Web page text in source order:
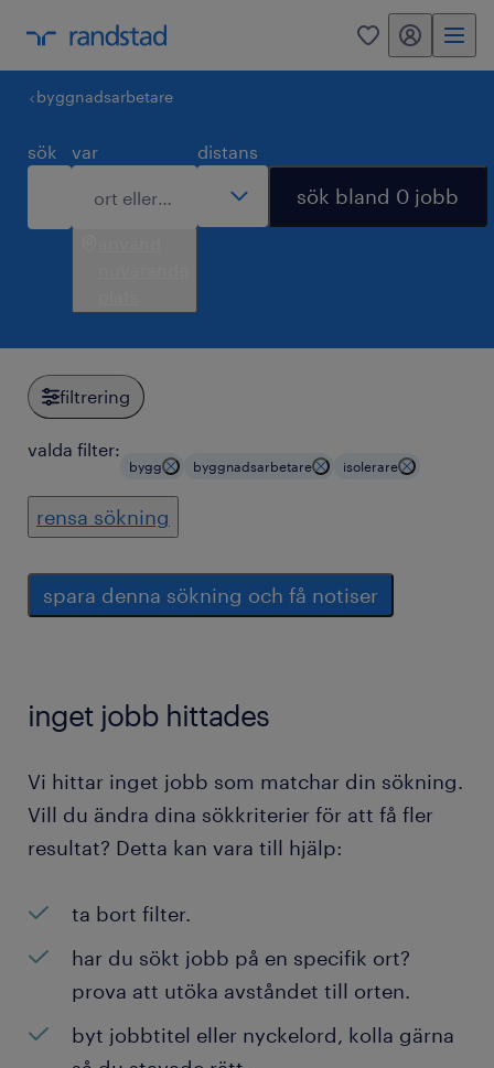
0 mitt randstad
byggnadsarbetare
sök var distans
sök bland 0 jobb
filtrering
valda filter:
bygg byggnadsarbetare isolerare
rensa sökning
spara denna sökning och få notiser
inget jobb hittades
Vi hittar inget jobb som matchar din sökning.
Vill du ändra dina sökkriterier för att få fler
resultat? Detta kan vara till hjälp:
ta bort filter.
har du sökt jobb på en specifik ort?
prova att utöka avståndet till orten.
byt jobbtitel eller nyckelord, kolla gärna